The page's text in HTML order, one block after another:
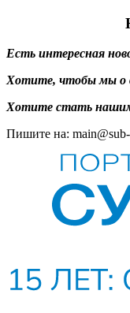
Есть интересная
Хотите, чтобы мы о
Хотите стать
Пишите на: